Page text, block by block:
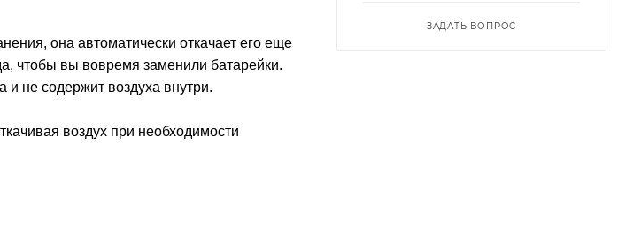
она автоматически откачает его еще
чтобы вы вовремя заменили батарейки.
и не содержит воздуха внутри.
воздух при необходимости
ЗАДАТЬ ВОПРОС